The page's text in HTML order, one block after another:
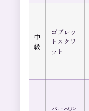
中
級
ゴブレッ
トスクワ
ット
バーベル